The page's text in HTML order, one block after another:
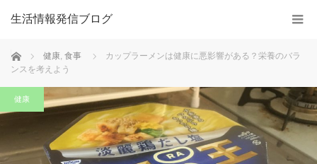
生活情報発信ブログ
ホーム 健康, 食事
カップラーメンは健康に悪影響がある？栄養のバラ
ンスを考えよう
健康